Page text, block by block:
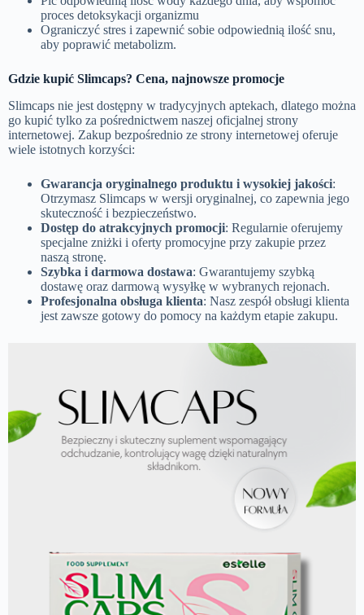
proces detoksykacji organizmu
Ograniczyć stres i zapewnić sobie odpowiednią ilość snu,
aby poprawić metabolizm.
Gdzie kupić Slimcaps? Cena, najnowsze promocje
Slimcaps nie jest dostępny w tradycyjnych aptekach, dlatego można
go kupić tylko za pośrednictwem naszej oficjalnej strony
internetowej. Zakup bezpośrednio ze strony internetowej oferuje
wiele istotnych korzyści:
Gwarancja oryginalnego produktu i wysokiej jakości:
Otrzymasz Slimcaps w wersji oryginalnej, co zapewnia jego
skuteczność i bezpieczeństwo.
Dostęp do atrakcyjnych promocji: Regularnie oferujemy
specjalne zniżki i oferty promocyjne przy zakupie przez
naszą stronę.
Szybka i darmowa dostawa: Gwarantujemy szybką
dostawę oraz darmową wysyłkę w wybranych rejonach.
Profesjonalna obsługa klienta: Nasz zespół obsługi klienta
jest zawsze gotowy do pomocy na każdym etapie zakupu.